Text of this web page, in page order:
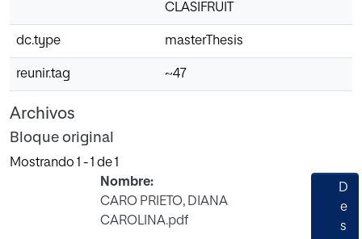
CLASIFRUIT
dc.type masterThesis
reunir.tag ~47
Archivos
Bloque original
Mostrando 1 - 1 de 1
Nombre:
CARO PRIETO, DIANA
CAROLINA.pdf
D
e
s